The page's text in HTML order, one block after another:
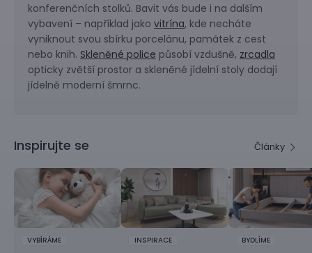
konferenčních stolků. Bavit vás bude i na dalším
vybavení – například jako vitrína, kde necháte
vyniknout svou sbírku porcelánu, památek z cest
nebo knih. Skleněné police působí vzdušně, zrcadla
opticky zvětší prostor a skleněné jídelní stoly dodají
jídelně moderní šmrnc.
Inspirujte se Články
VYBÍRÁME INSPIRACE BYDLÍME